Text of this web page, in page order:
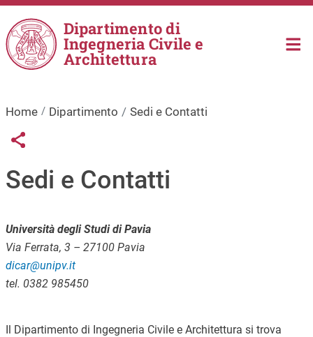
Salta al contenuto principale
Dipartimento di
Ingegneria Civile e
Architettura
Home Dipartimento Sedi e Contatti
Links condivisione social
Share button
Sedi e Contatti
Università degli Studi di Pavia
Via Ferrata, 3 – 27100 Pavia
dicar@unipv.it
tel. 0382 985450
Il Dipartimento di Ingegneria Civile e Architettura si trova